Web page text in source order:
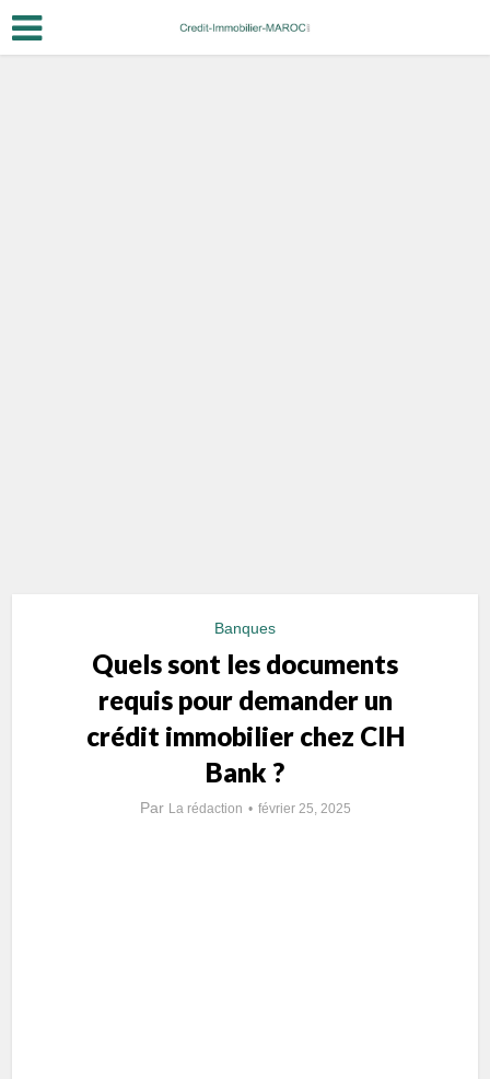
Banques
Quels sont les documents
requis pour demander un
crédit immobilier chez CIH
Bank ?
Par La rédaction février 25, 2025